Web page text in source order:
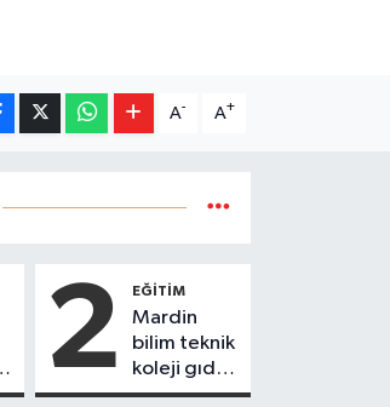
A- A+
2 EĞİTİM
Mardin
bilim teknik
koleji gıda
teknolojisi